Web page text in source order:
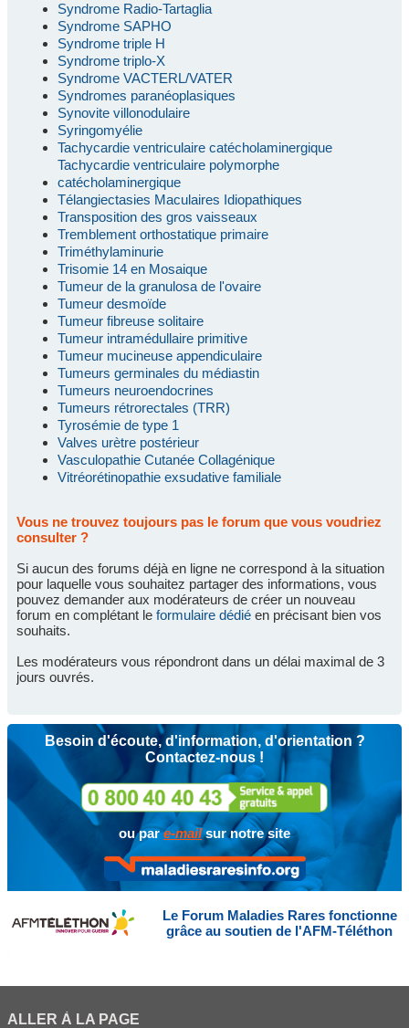
Syndrome Radio-Tartaglia
Syndrome SAPHO
Syndrome triple H
Syndrome triplo-X
Syndrome VACTERL/VATER
Syndromes paranéoplasiques
Synovite villonodulaire
Syringomyélie
Tachycardie ventriculaire catécholaminergique
Tachycardie ventriculaire polymorphe
catécholaminergique
Télangiectasies Maculaires Idiopathiques
Transposition des gros vaisseaux
Tremblement orthostatique primaire
Triméthylaminurie
Trisomie 14 en Mosaique
Tumeur de la granulosa de l'ovaire
Tumeur desmoïde
Tumeur fibreuse solitaire
Tumeur intramédullaire primitive
Tumeur mucineuse appendiculaire
Tumeurs germinales du médiastin
Tumeurs neuroendocrines
Tumeurs rétrorectales (TRR)
Tyrosémie de type 1
Valves urètre postérieur
Vasculopathie Cutanée Collagénique
Vitréorétinopathie exsudative familiale
Vous ne trouvez toujours pas le forum que vous voudriez
consulter ?
Si aucun des forums déjà en ligne ne correspond à la situation
pour laquelle vous souhaitez partager des informations, vous
pouvez demander aux modérateurs de créer un nouveau
forum en complétant le formulaire dédié en précisant bien vos
souhaits.
Les modérateurs vous répondront dans un délai maximal de 3
jours ouvrés.
Besoin d'écoute, d'information, d'orientation ?
Contactez-nous !
ou pare-mailsur notre site
Le Forum Maladies Rares fonctionne
grâce au soutien de l'AFM-Téléthon
ALLER À LA PAGE